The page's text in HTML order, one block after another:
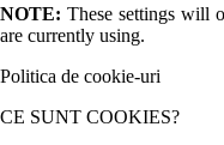
NOTE: These settings will
are currently using.
Politica de cookie-uri
CE SUNT COOKIES?